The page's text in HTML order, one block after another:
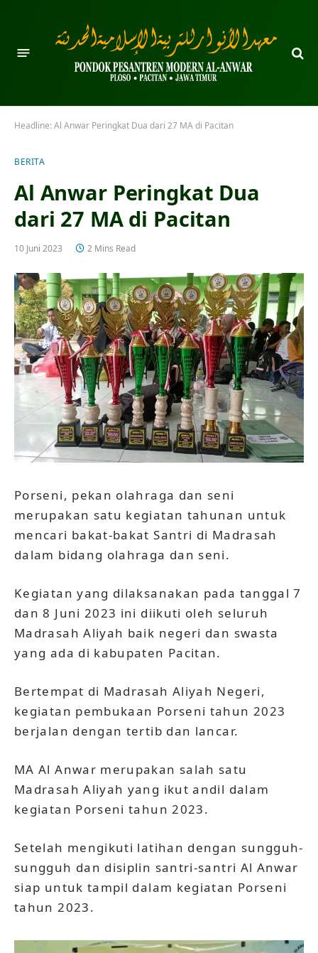
Headline:Al Anwar Peringkat Dua dari 27 MA di Pacitan
BERITA
Al Anwar Peringkat Dua
dari 27 MA di Pacitan
10 Juni 2023 2 Mins Read
Porseni, pekan olahraga dan seni
merupakan satu kegiatan tahunan untuk
mencari bakat-bakat Santri di Madrasah
dalam bidang olahraga dan seni.
Kegiatan yang dilaksanakan pada tanggal 7
dan 8 Juni 2023 ini diikuti oleh seluruh
Madrasah Aliyah baik negeri dan swasta
yang ada di kabupaten Pacitan.
Bertempat di Madrasah Aliyah Negeri,
kegiatan pembukaan Porseni tahun 2023
berjalan dengan tertib dan lancar.
MA Al Anwar merupakan salah satu
Madrasah Aliyah yang ikut andil dalam
kegiatan Porseni tahun 2023.
Setelah mengikuti latihan dengan sungguh-
sungguh dan disiplin santri-santri Al Anwar
siap untuk tampil dalam kegiatan Porseni
tahun 2023.